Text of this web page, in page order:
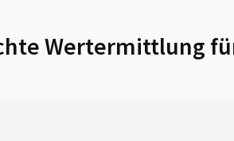
Wertermittlung